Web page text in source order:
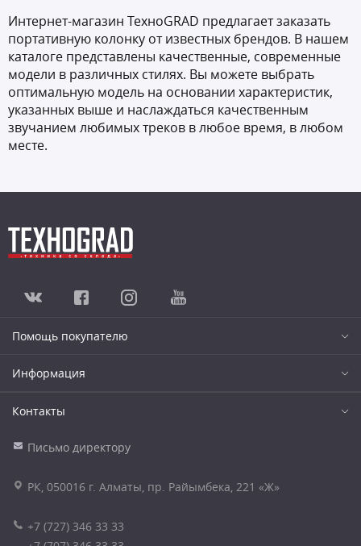
Интернет-магазин ТехноGRAD предлагает заказать
портативную колонку от известных брендов. В нашем
каталоге представлены качественные, современные
модели в различных стилях. Вы можете выбрать
оптимальную модель на основании характеристик,
указанных выше и наслаждаться качественным
звучанием любимых треков в любое время, в любом
месте.
Помощь покупателю
Информация
Контакты
Письмо директору
РК, 050016 г. Алматы, пр. Райымбека, 221 «Ж»
+7 (727) 346 33 33